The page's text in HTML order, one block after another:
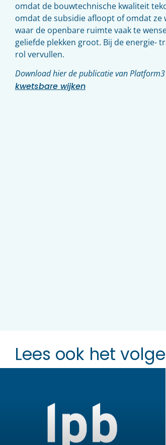
omdat de bouwtechnische kwaliteit
omdat de subsidie afloopt of omdat ze
waar de openbare ruimte vaak te
geliefde plekken groot. Bij de energie-
rol vervullen.
Download hier de publicatie van
kwetsbare wijken
Lees ook het